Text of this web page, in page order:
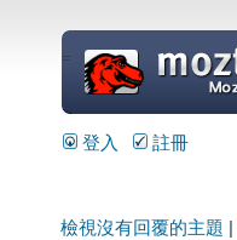
=
登入 註冊
檢視沒有回覆的主題